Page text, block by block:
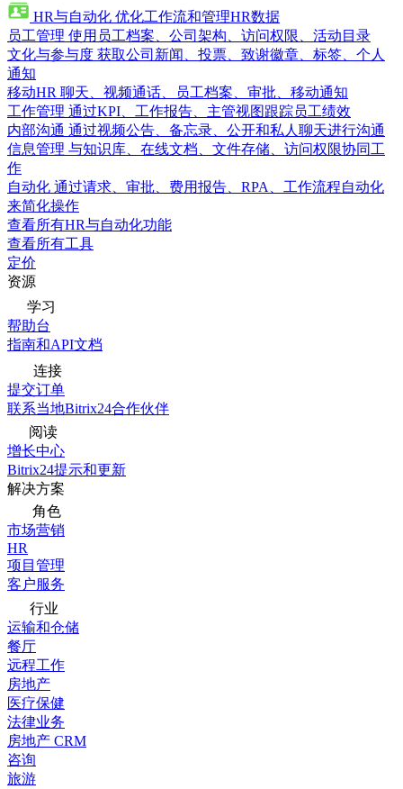
HR与自动化 优化工作流和管理HR数据
员工管理 使用员工档案、公司架构、访问权限、活动目录
文化与参与度 获取公司新闻、投票、致谢徽章、标签、个人
通知
移动HR 聊天、视频通话、员工档案、审批、移动通知
工作管理 通过KPI、工作报告、主管视图跟踪员工绩效
内部沟通 通过视频公告、备忘录、公开和私人聊天进行沟通
信息管理 与知识库、在线文档、文件存储、访问权限协同工
作
自动化 通过请求、审批、费用报告、RPA、工作流程自动化
来简化操作
查看所有HR与自动化功能
查看所有工具
定价
资源
学习
帮助台
指南和API文档
连接
提交订单
联系当地Bitrix24合作伙伴
阅读
增长中心
Bitrix24提示和更新
解决方案
角色
市场营销
HR
项目管理
客户服务
行业
运输和仓储
餐厅
远程工作
房地产
医疗保健
法律业务
房地产 CRM
咨询
旅游